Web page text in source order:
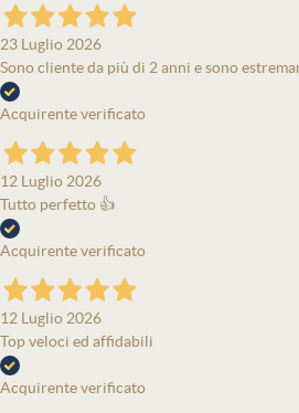
23 Luglio 2026
Sono cliente da più di 2 anni e sono
Acquirente verificato
12 Luglio 2026
Tutto perfetto 👍
Acquirente verificato
12 Luglio 2026
Top veloci ed affidabili
Acquirente verificato